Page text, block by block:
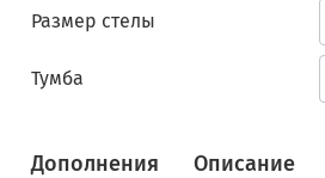
Размер стелы
Тумба
Дополнения Описание